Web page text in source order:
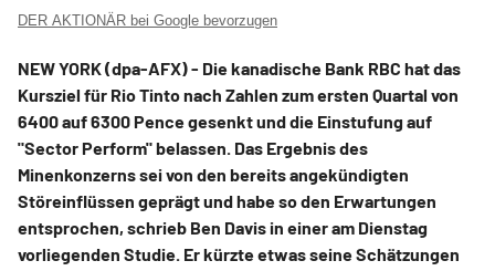
DER AKTIONÄR bei Google bevorzugen
NEW YORK (dpa-AFX) - Die kanadische Bank RBC hat das
Kursziel für Rio Tintonach Zahlen zum ersten Quartal von
6400 auf 6300 Pence gesenkt und die Einstufung auf
"Sector Perform" belassen. Das Ergebnis des
Minenkonzerns sei von den bereits angekündigten
Störeinflüssen geprägt und habe so den Erwartungen
entsprochen, schrieb Ben Davis in einer am Dienstag
vorliegenden Studie. Er kürzte etwas seine Schätzungen